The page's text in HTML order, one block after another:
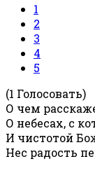
1
2
3
4
5
(1 Голосовать)
О чем
О небесах, с
И чистотой
Нес радость